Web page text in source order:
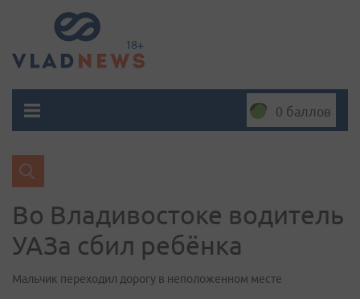
0 баллов
Во Владивостоке водитель
УАЗа сбил ребёнка
Мальчик переходил дорогу в неположенном месте